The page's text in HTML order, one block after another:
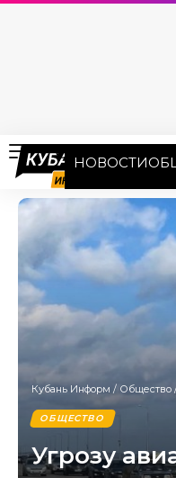
НОВОСТИ
Кубань Информ / Общество
ОБЩЕСТВО
Угрозу